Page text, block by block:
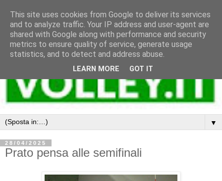
▼
28/04/2025
Prato pensa alle semifinali
This site uses cookies from Google to deliver its services
and to analyze traffic. Your IP address and user-agent are
shared with Google along with performance and security
metrics to ensure quality of service, generate usage
statistics, and to detect and address abuse.
LEARN MORE GOT IT